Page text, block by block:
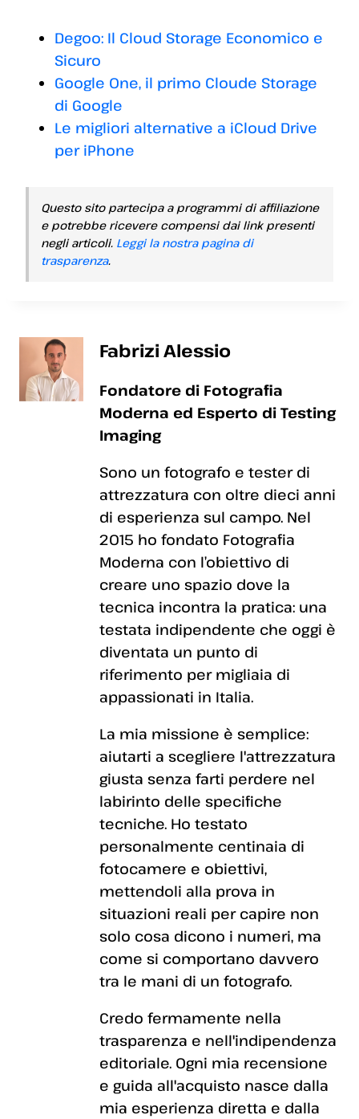
Degoo: Il Cloud Storage Economico e
Sicuro
Google One, il primo Cloude Storage
di Google
Le migliori alternative a iCloud Drive
per iPhone
Questo sito partecipa a programmi di affiliazione
e potrebbe ricevere compensi dai link presenti
negli articoli. Leggi la nostra pagina di
trasparenza.
Fabrizi Alessio
Fondatore di Fotografia
Moderna ed Esperto di Testing
Imaging
Sono un fotografo e tester di
attrezzatura con oltre dieci anni
di esperienza sul campo. Nel
2015 ho fondato Fotografia
Moderna con l’obiettivo di
creare uno spazio dove la
tecnica incontra la pratica: una
testata indipendente che oggi è
diventata un punto di
riferimento per migliaia di
appassionati in Italia.
La mia missione è semplice:
aiutarti a scegliere l'attrezzatura
giusta senza farti perdere nel
labirinto delle specifiche
tecniche. Ho testato
personalmente centinaia di
fotocamere e obiettivi,
mettendoli alla prova in
situazioni reali per capire non
solo cosa dicono i numeri, ma
come si comportano davvero
tra le mani di un fotografo.
Credo fermamente nella
trasparenza e nell'indipendenza
editoriale. Ogni mia recensione
e guida all'acquisto nasce dalla
mia esperienza diretta e dalla